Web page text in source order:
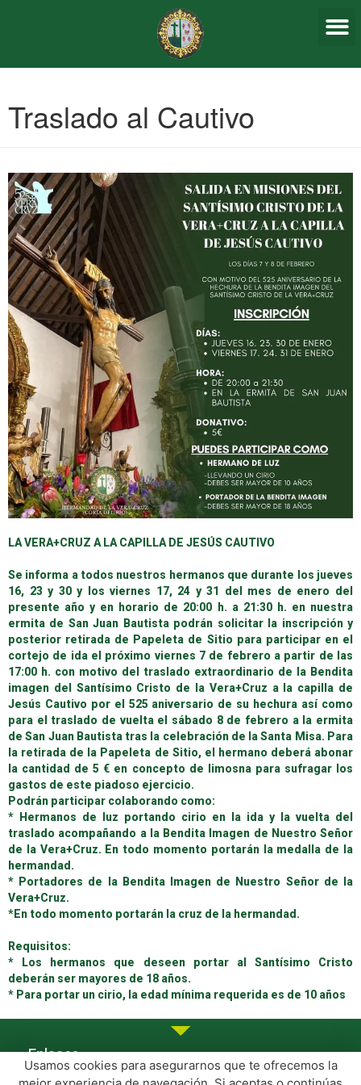
Traslado al Cautivo
LA VERA+CRUZ A LA CAPILLA DE JESÚS CAUTIVO
Se informa a todos nuestros hermanos que durante los jueves
16, 23 y 30 y los viernes 17, 24 y 31 del mes de enero del
presente año y en horario de 20:00 h. a 21:30 h. en nuestra
ermita de San Juan Bautista podrán solicitar la inscripción y
posterior retirada de Papeleta de Sitio para participar en el
cortejo de ida el próximo viernes 7 de febrero a partir de las
17:00 h. con motivo del traslado extraordinario de la Bendita
imagen del Santísimo Cristo de la Vera+Cruz a la capilla de
Jesús Cautivo por el 525 aniversario de su hechura así como
para el traslado de vuelta el sábado 8 de febrero a la ermita
de San Juan Bautista tras la celebración de la Santa Misa. Para
la retirada de la Papeleta de Sitio, el hermano deberá abonar
la cantidad de 5 € en concepto de limosna para sufragar los
gastos de este piadoso ejercicio.
Podrán participar colaborando como:
* Hermanos de luz portando cirio en la ida y la vuelta del
traslado acompañando a la Bendita Imagen de Nuestro Señor
de la Vera+Cruz. En todo momento portarán la medalla de la
hermandad.
* Portadores de la Bendita Imagen de Nuestro Señor de la
Vera+Cruz.
*En todo momento portarán la cruz de la hermandad.
Requisitos:
* Los hermanos que deseen portar al Santísimo Cristo
deberán ser mayores de 18 años.
* Para portar un cirio, la edad mínima requerida es de 10 años
Enlaces
Aviso legal Política de privacidad
Usamos cookies para asegurarnos que te ofrecemos la